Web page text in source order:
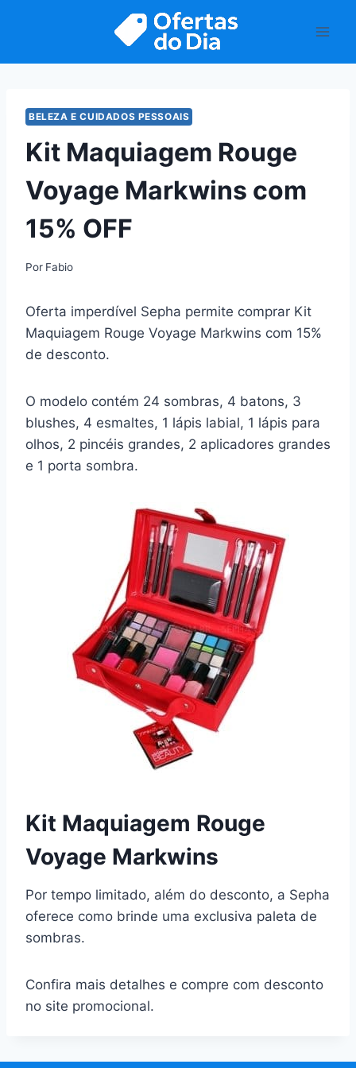
BELEZA E CUIDADOS PESSOAIS
Kit Maquiagem Rouge
Voyage Markwins com
15% OFF
Por Fabio
Oferta imperdível Sepha permite comprar Kit
Maquiagem Rouge Voyage Markwins com 15%
de desconto.
O modelo contém 24 sombras, 4 batons, 3
blushes, 4 esmaltes, 1 lápis labial, 1 lápis para
olhos, 2 pincéis grandes, 2 aplicadores grandes
e 1 porta sombra.
Kit Maquiagem Rouge
Voyage Markwins
Por tempo limitado, além do desconto, a Sepha
oferece como brinde uma exclusiva paleta de
sombras.
Confira mais detalhes e compre com desconto
no site promocional.